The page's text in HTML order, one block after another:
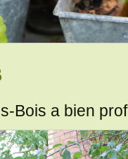
Bois a bien